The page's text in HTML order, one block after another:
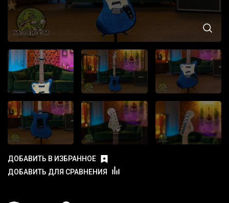
ДОБАВИТЬ В ИЗБРАННОЕ
ДОБАВИТЬ ДЛЯ СРАВНЕНИЯ